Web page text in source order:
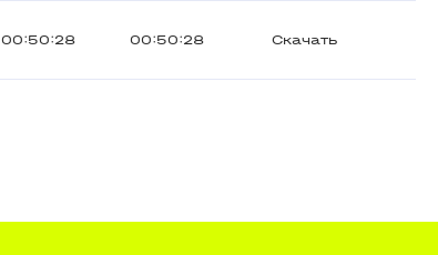
00:50:28 00:50:28 Скачать